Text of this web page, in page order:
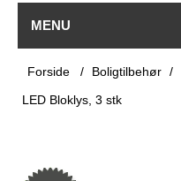
MENU
Forside / Boligtilbehør /
LED Bloklys, 3 stk